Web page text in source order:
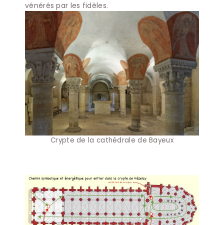
vénérés par les fidèles.
Crypte de la cathédrale de Bayeux